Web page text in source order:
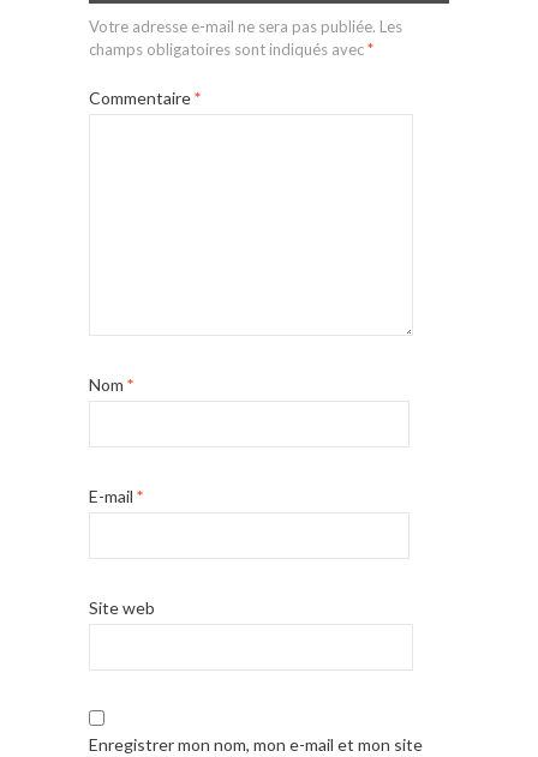
Votre adresse e-mail ne sera pas publiée. Les
champs obligatoires sont indiqués avec*
Commentaire*
Nom *
E-mail *
Site web
Enregistrer mon nom, mon e-mail et mon site